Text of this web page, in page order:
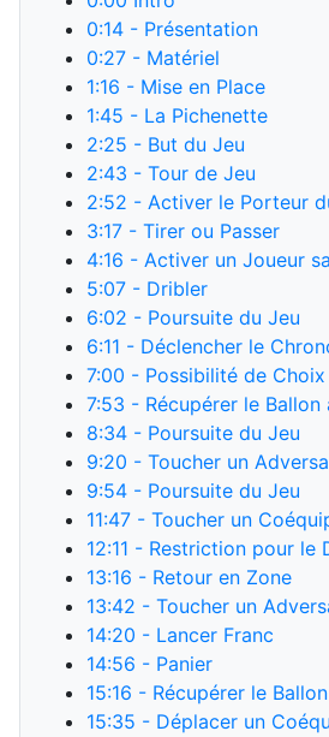
0:14 - Présentation
0:27 - Matériel
1:16 - Mise en Place
1:45 - La Pichenette
2:25 - But du Jeu
2:43 - Tour de Jeu
2:52 - Activer le Porteur
3:17 - Tirer ou Passer
4:16 - Activer un Joueur
5:07 - Dribler
6:02 - Poursuite du Jeu
6:11 - Déclencher le
7:00 - Possibilité de
7:53 - Récupérer le
8:34 - Poursuite du Jeu
9:20 - Toucher un
9:54 - Poursuite du Jeu
11:47 - Toucher un
12:11 - Restriction pour le
13:16 - Retour en Zone
13:42 - Toucher un
14:20 - Lancer Franc
14:56 - Panier
15:16 - Récupérer le Ballon
15:35 - Déplacer un